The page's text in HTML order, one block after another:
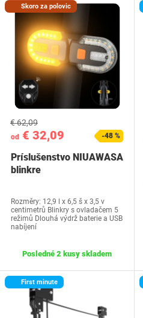
Skoro za polovic
od € 32,09
€ 62,09
-48 %
Príslušenstvo NIUAWASA
blinkre
Rozměry: 12,9 l x 6,5 š x 3,5 v
centimetrů Blinkry s ovladačem 5
režimů Dlouhá výdrž baterie a USB
nabíjení
Posledné 2 kusy skladem
First minute